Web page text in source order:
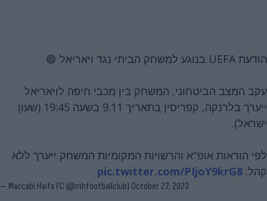
הודעת UEFA בנוגע למשחק הביתי נגד ויאריאל 🟢
עקב המצב הביטחוני, המשחק בין מכבי חיפה לויאריאל
ייערך בלרנקה, קפריסין בתאריך 9.11 בשעה 19:45 (שעון
ישראל).
לפי הוראות אופ"א והרשויות המקומיות המשחק ייערך ללא
קהל. pic.twitter.com/PIjoY9krG8
— Maccabi Haifa FC (@mhfootballclub) October 27, 2023